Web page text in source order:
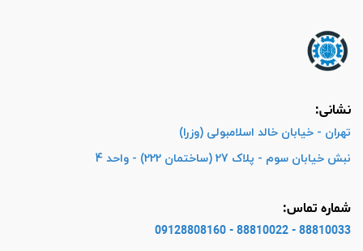
نشانی:
تهران - خیابان خالد اسلامبولی (وزرا)
نبش خیابان سوم - پلاک 27 (ساختمان 222) - واحد 4
شماره تماس:
88810033 - 88810022 - 09128808160